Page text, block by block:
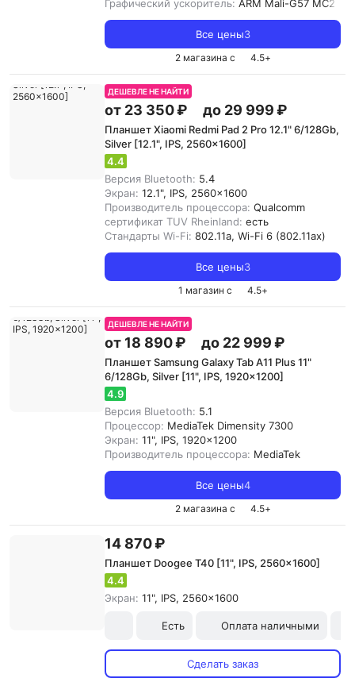
Графический ускоритель: ARM Mali-G57 MC2
Все цены3
2 магазина с 4.5+
ДЕШЕВЛЕ НЕ НАЙТИ
от 23 350 ₽ до 29 999 ₽
Планшет Xiaomi Redmi Pad 2 Pro 12.1" 6/128Gb,
Silver [12.1", IPS, 2560x1600]
4.4
Версия Bluetooth: 5.4
Экран: 12.1", IPS, 2560x1600
Производитель процессора: Qualcomm
сертификат TUV Rheinland: есть
Стандарты Wi-Fi: 802.11a, Wi-Fi 6 (802.11ax)
Все цены3
1 магазин с 4.5+
ДЕШЕВЛЕ НЕ НАЙТИ
от 18 890 ₽ до 22 999 ₽
Планшет Samsung Galaxy Tab A11 Plus 11"
6/128Gb, Silver [11", IPS, 1920x1200]
4.9
Версия Bluetooth: 5.1
Процессор: MediaTek Dimensity 7300
Экран: 11", IPS, 1920x1200
Производитель процессора: MediaTek
Все цены4
2 магазина с 4.5+
14 870 ₽
Планшет Doogee T40 [11", IPS, 2560x1600]
4.4
Экран: 11", IPS, 2560x1600
Есть Оплата наличными
Сделать заказ